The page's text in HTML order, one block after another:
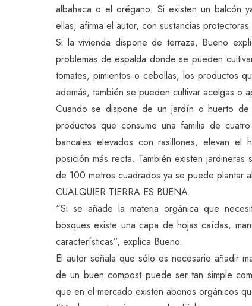
albahaca o el orégano. Si existen un balcón
ellas, afirma el autor, con sustancias
Si la vivienda dispone de terraza, Bueno
problemas de espalda donde se pueden
tomates, pimientos o cebollas, los productos
además, también se pueden cultivar acelgas o
Cuando se dispone de un jardín o huerto
productos que consume una familia de
bancales elevados con rasillones, elevan
posición más recta. También existen
de 100 metros cuadrados ya se puede plantar
CUALQUIER TIERRA ES BUENA
“Si se añade la materia orgánica que
bosques existe una capa de hojas caídas,
características”, explica Bueno.
El autor señala que sólo es necesario añadir
de un buen compost puede ser tan simple
que en el mercado existen abonos orgánicos